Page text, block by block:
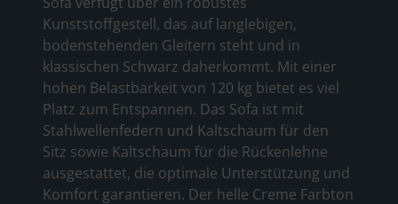
Kunststoffgestell, das auf langlebigen,
bodenstehenden Gleitern steht und in
klassischen Schwarz daherkommt. Mit einer
hohen Belastbarkeit von 120 kg bietet es viel
Platz zum Entspannen. Das Sofa ist mit
Stahlwellenfedern und Kaltschaum für den
Sitz sowie Kaltschaum für die Rückenlehne
ausgestattet, die optimale Unterstützung und
Komfort garantieren. Der helle Creme Farbton